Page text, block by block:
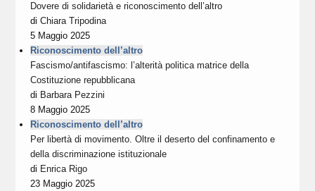
Dovere di solidarietà e riconoscimento dell’altro
diChiara Tripodina
5 Maggio 2025
Riconoscimento dell’altro
Fascismo/antifascismo: l’alterità politica matrice della
Costituzione repubblicana
di Barbara Pezzini
8 Maggio 2025
Riconoscimento dell’altro
Per libertà di movimento. Oltre il deserto del confinamento e
della discriminazione istituzionale
di Enrica Rigo
23 Maggio 2025